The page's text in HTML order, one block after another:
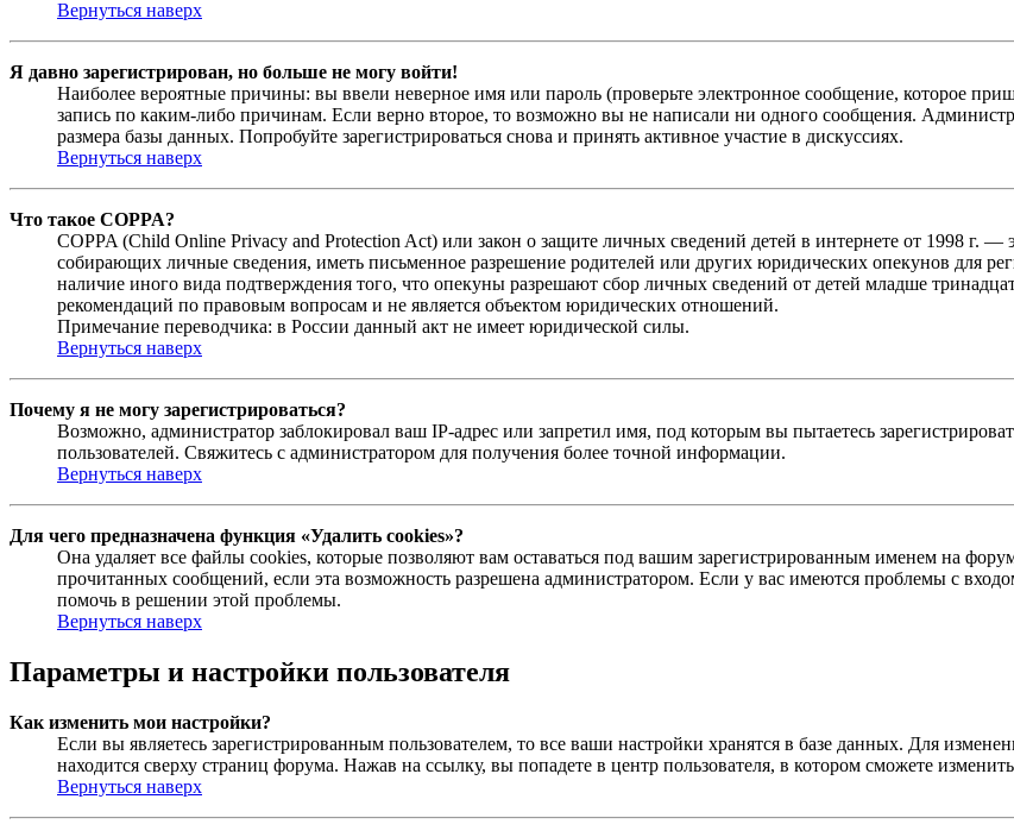
Вернуться наверх
Я давно зарегистрирован, но больше не могу войти!
Наиболее вероятные причины: вы ввели неверное имя или пароль (проверьте электронное сообщение, которое
запись по каким-либо причинам. Если верно второе, то возможно вы не написали ни одного сообщения.
размера базы данных. Попробуйте зарегистрироваться снова и принять активное участие в дискуссиях.
Вернуться наверх
Что такое COPPA?
COPPA (Child Online Privacy and Protection Act) или закон о защите личных сведений детей в интернете от 1998 г.
собирающих личные сведения, иметь письменное разрешение родителей или других юридических опекунов для
наличие иного вида подтверждения того, что опекуны разрешают сбор личных сведений от детей младше
рекомендаций по правовым вопросам и не является объектом юридических отношений.
Примечание переводчика: в России данный акт не имеет юридической силы.
Вернуться наверх
Почему я не могу зарегистрироваться?
Возможно, администратор заблокировал ваш IP-адрес или запретил имя, под которым вы пытаетесь
пользователей. Свяжитесь с администратором для получения более точной информации.
Вернуться наверх
Для чего предназначена функция «Удалить cookies»?
Она удаляет все файлы cookies, которые позволяют вам оставаться под вашим зарегистрированным именем на
прочитанных сообщений, если эта возможность разрешена администратором. Если у вас имеются проблемы с
помочь в решении этой проблемы.
Вернуться наверх
Параметры и настройки пользователя
Как изменить мои настройки?
Если вы являетесь зарегистрированным пользователем, то все ваши настройки хранятся в базе данных. Для
находится сверху страниц форума. Нажав на ссылку, вы попадете в центр пользователя, в котором сможете
Вернуться наверх